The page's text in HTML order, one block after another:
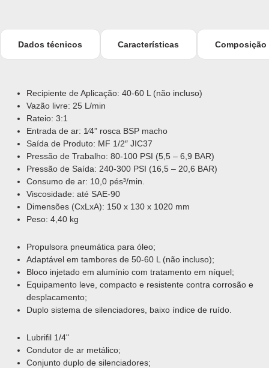
Dados técnicos Características Composição
Recipiente de Aplicação: 40-60 L (não incluso)
Vazão livre: 25 L/min
Rateio: 3:1
Entrada de ar: 1⁄4” rosca BSP macho
Saída de Produto: MF 1/2″ JIC37
Pressão de Trabalho: 80-100 PSI (5,5 – 6,9 BAR)
Pressão de Saída: 240-300 PSI (16,5 – 20,6 BAR)
Consumo de ar: 10,0 pés³/min.
Viscosidade: até SAE-90
Dimensões (CxLxA): 150 x 130 x 1020 mm
Peso: 4,40 kg
Propulsora pneumática para óleo;
Adaptável em tambores de 50-60 L (não incluso);
Bloco injetado em alumínio com tratamento em níquel;
Equipamento leve, compacto e resistente contra corrosão e
desplacamento;
Duplo sistema de silenciadores, baixo índice de ruído.
Lubrifil 1/4"
Condutor de ar metálico;
Conjunto duplo de silenciadores;